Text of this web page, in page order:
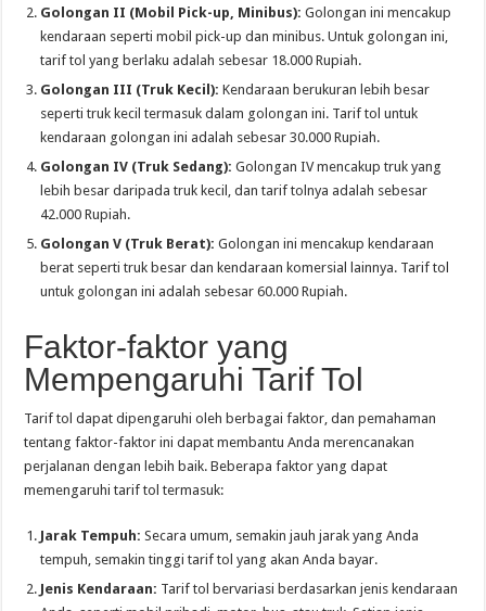
Golongan II (Mobil Pick-up, Minibus): Golongan ini mencakup
kendaraan seperti mobil pick-up dan minibus. Untuk golongan ini,
tarif tol yang berlaku adalah sebesar 18.000 Rupiah.
Golongan III (Truk Kecil): Kendaraan berukuran lebih besar
seperti truk kecil termasuk dalam golongan ini. Tarif tol untuk
kendaraan golongan ini adalah sebesar 30.000 Rupiah.
Golongan IV (Truk Sedang): Golongan IV mencakup truk yang
lebih besar daripada truk kecil, dan tarif tolnya adalah sebesar
42.000 Rupiah.
Golongan V (Truk Berat): Golongan ini mencakup kendaraan
berat seperti truk besar dan kendaraan komersial lainnya. Tarif tol
untuk golongan ini adalah sebesar 60.000 Rupiah.
Faktor-faktor yang
Mempengaruhi Tarif Tol
Tarif tol dapat dipengaruhi oleh berbagai faktor, dan pemahaman
tentang faktor-faktor ini dapat membantu Anda merencanakan
perjalanan dengan lebih baik. Beberapa faktor yang dapat
memengaruhi tarif tol termasuk:
Jarak Tempuh: Secara umum, semakin jauh jarak yang Anda
tempuh, semakin tinggi tarif tol yang akan Anda bayar.
Jenis Kendaraan: Tarif tol bervariasi berdasarkan jenis kendaraan